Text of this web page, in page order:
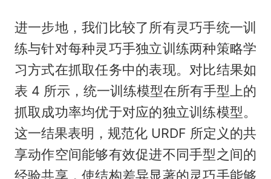
进一步地，我们比较了所有灵巧手统一训
练与针对每种灵巧手独立训练两种策略学
习方式在抓取任务中的表现。对比结果如
表 4 所示，统一训练模型在所有手型上的
抓取成功率均优于对应的独立训练模型。
这一结果表明，规范化 URDF 所定义的共
享动作空间能够有效促进不同手型之间的
经验共享，使结构差异显著的灵巧手能够